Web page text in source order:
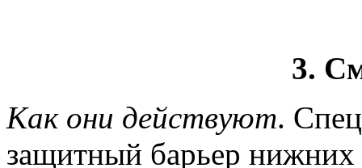
3.
Как они действуют.
защитный барьер нижних